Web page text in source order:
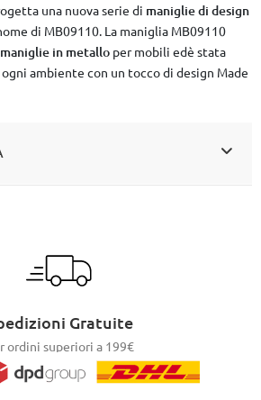
una nuova serie di maniglie di design
di MB09110. La maniglia MB09110
maniglie in metallo per mobili edè stata
ambiente con un tocco di design Made
Gratuite
ordini superiori a 199€